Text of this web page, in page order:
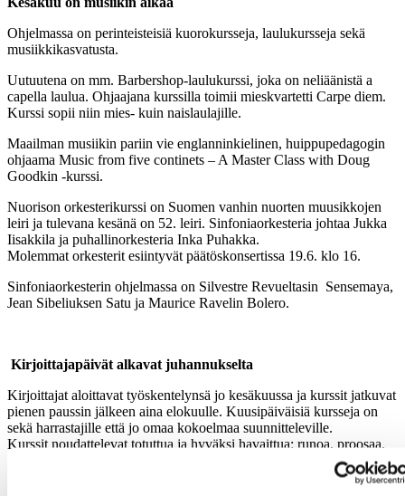
Ohjelmassa on perinteisteisiä kuorokursseja, laulukursseja sekä
musiikkikasvatusta.
Uutuutena on mm. Barbershop-laulukurssi, joka on neliäänistä a
capella laulua. Ohjaajana kurssilla toimii mieskvartetti Carpe diem.
Kurssi sopii niin mies- kuin naislaulajille.
Maailman musiikin pariin vie englanninkielinen, huippupedagogin
ohjaama Music from five continets – A Master Class with Doug
Goodkin -kurssi.
Nuorison orkesterikurssi on Suomen vanhin nuorten muusikkojen
leiri ja tulevana kesänä on 52. leiri. Sinfoniaorkesteria johtaa Jukka
Iisakkila ja puhallinorkesteria Inka Puhakka.
Molemmat orkesterit esiintyvät päätöskonsertissa 19.6. klo 16.
Sinfoniaorkesterin ohjelmassa on Silvestre Revueltasin Sensemaya,
Jean Sibeliuksen Satu ja Maurice Ravelin Bolero.
Kirjoittajapäivät alkavat juhannukselta
Kirjoittajat aloittavat työskentelynsä jo kesäkuussa ja kurssit jatkuvat
pienen paussin jälkeen aina elokuulle. Kuusipäiväisiä kursseja on
sekä harrastajille että jo omaa kokoelmaa suunnitteleville.
Kurssit noudattelevat totuttua ja hyväksi havaittua: runoa, proosaa,
luovaa kirjoittamista, journalistista kirjoittamista, filosofista
kirjoittamista jne. Uutuuksina ovat mm. Kevyen ihmissuhdeproosan